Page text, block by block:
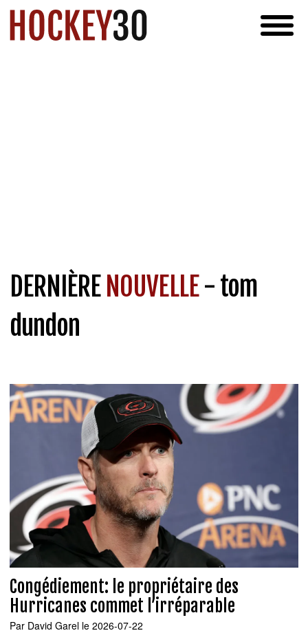
DERNIÈRENOUVELLE- tom
dundon
Congédiement: le propriétaire des
Hurricanes commet l’irréparable
Par David Garel le 2026-07-22